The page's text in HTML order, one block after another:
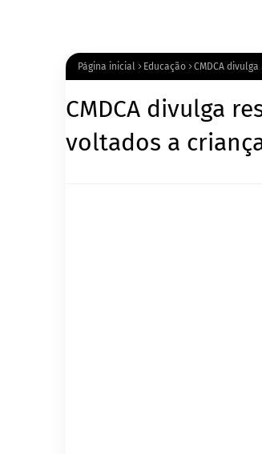
Página inicial Educação CMDCA
CMDCA divulga
voltados a